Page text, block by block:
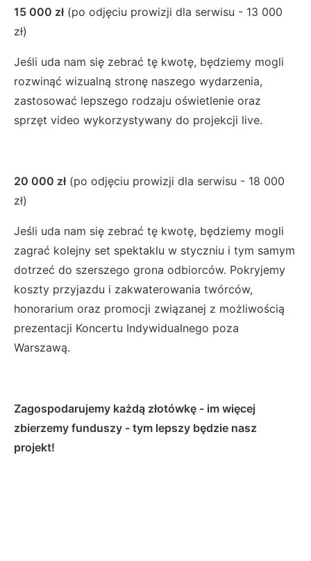
15 000 zł(po odjęciu prowizji dla serwisu - 13 000
zł)
Jeśli uda nam się zebrać tę kwotę, będziemy mogli
rozwinąć wizualną stronę naszego wydarzenia,
zastosować lepszego rodzaju oświetlenie oraz
sprzęt video wykorzystywany do projekcji live.
20 000 zł(po odjęciu prowizji dla serwisu - 18 000
zł)
Jeśli uda nam się zebrać tę kwotę, będziemy mogli
zagrać kolejny set spektaklu w styczniu i tym samym
dotrzeć do szerszego grona odbiorców. Pokryjemy
koszty przyjazdu i zakwaterowania twórców,
honorarium oraz promocji związanej z możliwością
prezentacji Koncertu Indywidualnego poza
Warszawą.
Zagospodarujemy każdą złotówkę - im więcej
zbierzemy funduszy - tym lepszy będzie nasz
projekt!